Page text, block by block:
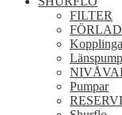
FILTER
Pumpar